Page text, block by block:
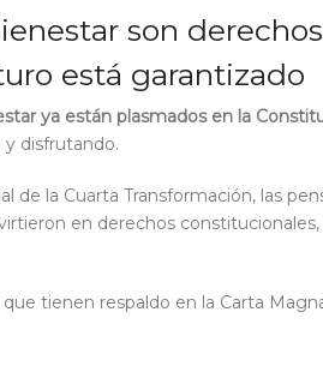
son derechos
está garantizado
ya están plasmados en la
y disfrutando.
de la Cuarta Transformación, las
en derechos constitucionales,
tienen respaldo en la Carta